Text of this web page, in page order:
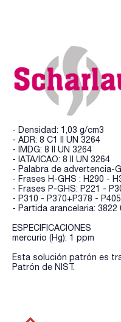
- Densidad: 1,03 g/cm3
- ADR: 8 C1 II UN 3264
- IMDG: 8 II UN 3264
- IATA/ICAO: 8 II UN 3264
- Palabra de advertencia-
- Frases H-GHS : H290 -
- Frases P-GHS: P221 -
- P310 - P370+P378 -
- Partida arancelaria: 3822
ESPECIFICACIONES
mercurio (Hg): 1 ppm
Esta solución patrón es
Patrón de NIST.